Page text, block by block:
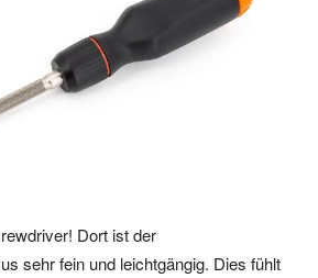
Dort ist der
sehr fein und leichtgängig. Dies fühlt